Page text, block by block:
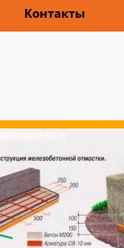
Контакты